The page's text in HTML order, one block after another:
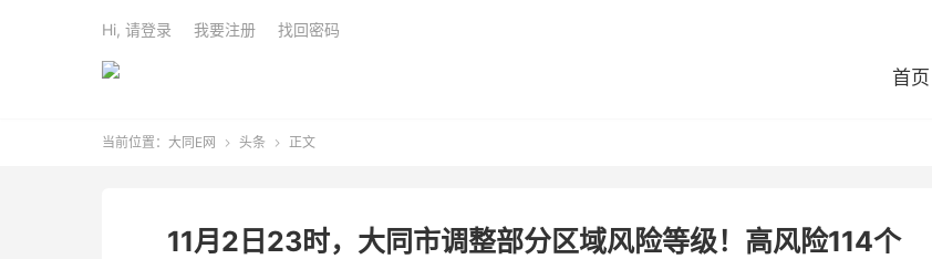
首页
Hi, 请登录 我要注册 找回密码
当前位置： 大同E网  头条  正文
11月2日23时，大同市调整部分区域风险等级！高风险114个